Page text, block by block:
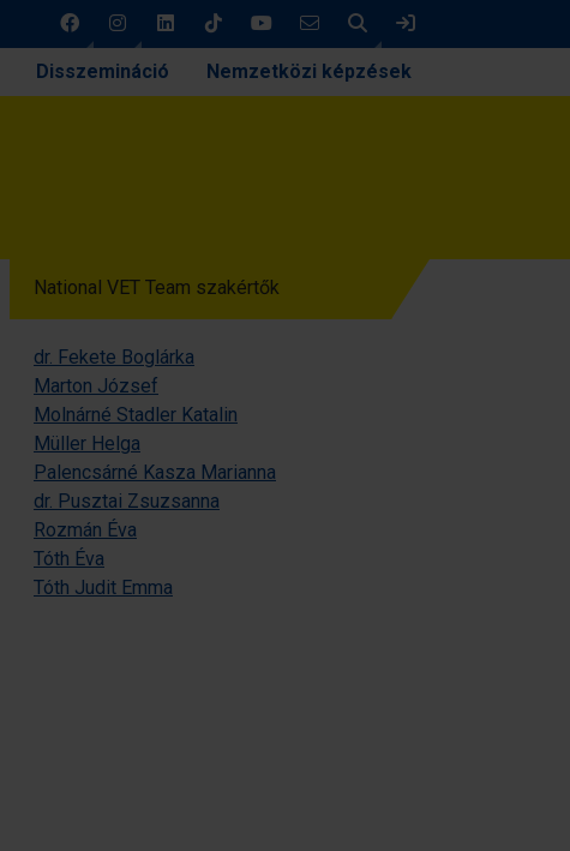
Keresés
Disszemináció Nemzetközi képzések
National VET Team szakértők
dr. Fekete Boglárka
Marton József
Molnárné Stadler Katalin
Müller Helga
Palencsárné Kasza Marianna
dr. Pusztai Zsuzsanna
Rozmán Éva
Tóth Éva
Tóth Judit Emma